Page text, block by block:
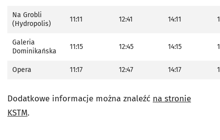
Na Grobli
(Hydropolis)
11:11 12:41 14:11
Galeria
Dominikańska
11:15 12:45 14:15
Opera 11:17 12:47 14:17
Dodatkowe informacje można znaleźć na stronie
KSTM.